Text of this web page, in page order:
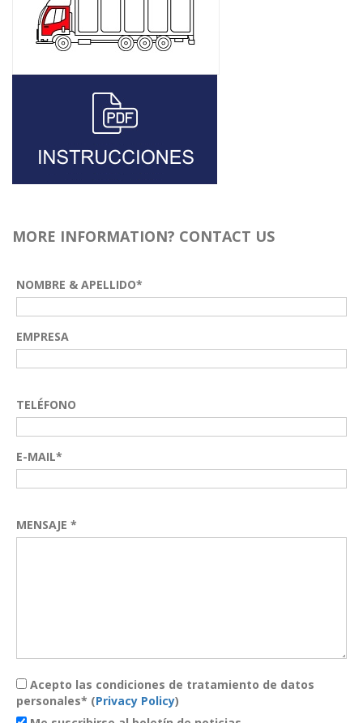
MORE INFORMATION? CONTACT US
NOMBRE & APELLIDO*
EMPRESA
TELÉFONO
E-MAIL*
MENSAJE *
Acepto las condiciones de tratamiento de datos
personales* (Privacy Policy)